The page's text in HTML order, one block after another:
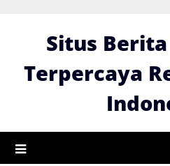
Situs
Terpercaya